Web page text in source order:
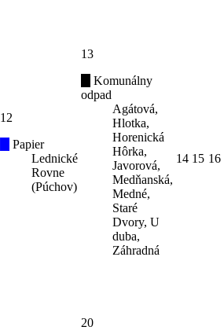
12
Papier
Lednické
Rovne
(Púchov)
13
Komunálny
odpad
Agátová,
Hlotka,
Horenická
Hôrka,
Javorová,
Medňanská,
Medné,
Staré
Dvory, U
duba,
Záhradná
14 15 16
20